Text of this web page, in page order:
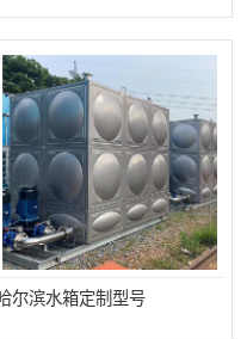
尔滨水箱定制型号